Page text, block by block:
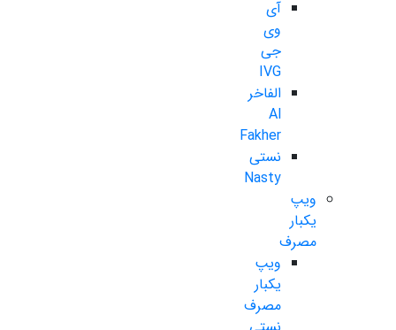
آی
وی
جی
IVG
الفاخر
Al
Fakher
نستی
Nasty
ویپ
یکبار
مصرف
ویپ
یکبار
مصرف